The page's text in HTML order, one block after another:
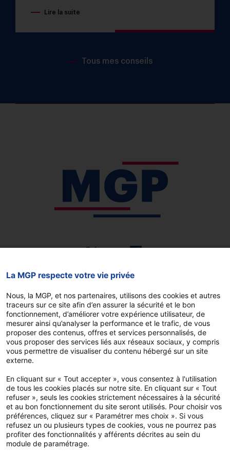
Lire la suite
Tous mes conseils
Agent affecté en France
métropolitaine et DROM
Agent affecté à l’étranger
Agent retraité
Mes conseils pratiques
Mes outils
FAQ
La MGP respecte votre vie privée
Nous, la MGP, et nos partenaires, utilisons des cookies et autres
traceurs sur ce site afin d’en assurer la sécurité et le bon
fonctionnement, d’améliorer votre expérience utilisateur, de
mesurer ainsi qu’analyser la performance et le trafic, de vous
proposer des contenus, offres et services personnalisés, de
vous proposer des services liés aux réseaux sociaux, y compris
vous permettre de visualiser du contenu hébergé sur un site
externe.
En cliquant sur « Tout accepter », vous consentez à l'utilisation
de tous les cookies placés sur notre site. En cliquant sur « Tout
refuser », seuls les cookies strictement nécessaires à la sécurité
et au bon fonctionnement du site seront utilisés. Pour choisir vos
préférences, cliquez sur « Paramétrer mes choix ». Si vous
refusez un ou plusieurs types de cookies, vous ne pourrez pas
profiter des fonctionnalités y afférents décrites au sein du
module de paramétrage.